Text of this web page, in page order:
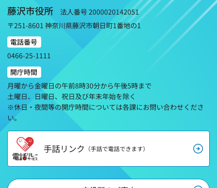
藤沢市役所
法人番号 2000020142051
〒251-8601 神奈川県藤沢市朝日町1番地の1
電話番号
0466-25-1111
開庁時間
月曜から金曜日の午前8時30分から午後5時まで
土曜日、日曜日、祝日及び年末年始を除く
※休日・夜間等の開庁時間については各課にお問い合わせくださ
い。
手話リンク （手話で電話できます）